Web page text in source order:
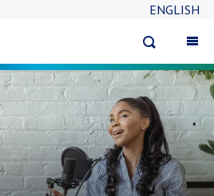
ENGLISH
search